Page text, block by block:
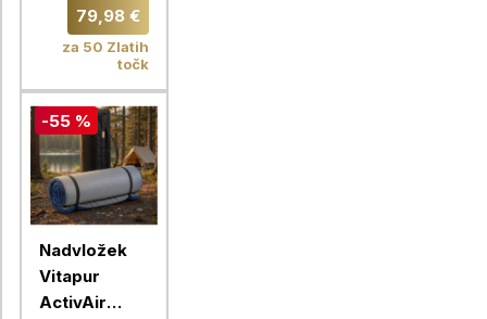
140X200 cm
79,98 €
za 50 Zlatih
točk
-55 %
Nadvložek
Vitapur
ActivAir